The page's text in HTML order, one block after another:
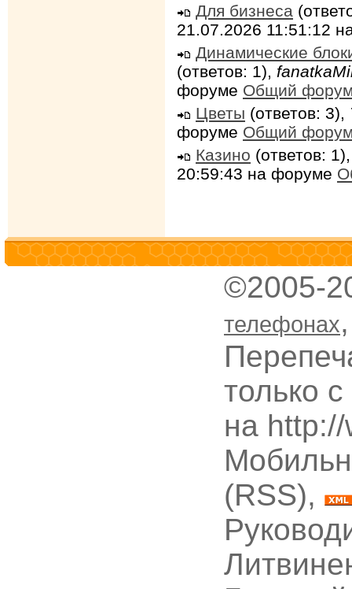
Для бизнеса
21.07.2026 11:51:12
Динамические
(ответов: 1),
форуме Общий
Цветы (ответов: 3),
форуме Общий
Казино (ответов:
20:59:43 на форуме
©2005-
телефонах
только
на
(RSS),